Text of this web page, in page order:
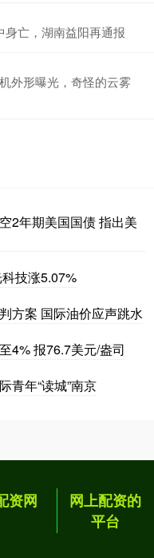
身亡，湖南益阳再通报
外形曝光，奇怪的云雾
2年期美国国债 指出美
技涨5.07%
方案 国际油价应声跳水
4% 报76.7美元/盎司
年“读城”南京
资网
网上配资的
平台